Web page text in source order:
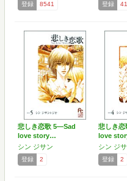
登録 8541 登録
悲しき恋歌 5―Sad
love story…
シン ジサン
登録 2
悲しき
love
シン ジ
登録 2